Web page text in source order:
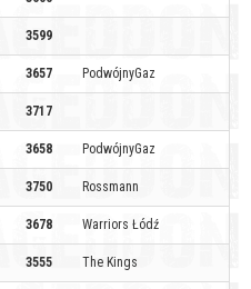
3599
3657 PodwójnyGaz
3717
3658 PodwójnyGaz
3750 Rossmann
3678 Warriors Łódź
3555 The Kings